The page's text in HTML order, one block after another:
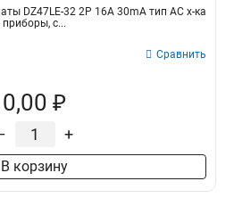
DZ47LE-32 2P 16A 30mA тип AC х-ка
с...
Сравнить
0,00 ₽
+
В корзину